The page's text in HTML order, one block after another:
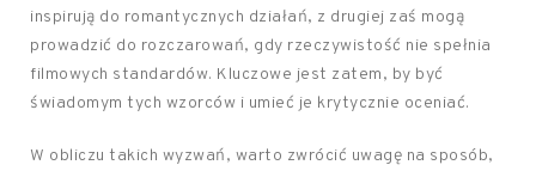
inspirują do romantycznych działań, z drugiej zaś mogą
prowadzić do rozczarowań, gdy rzeczywistość nie spełnia
filmowych standardów. Kluczowe jest zatem, by być
świadomym tych wzorców i umieć je krytycznie oceniać.
W obliczu takich wyzwań, warto zwrócić uwagę na sposób,